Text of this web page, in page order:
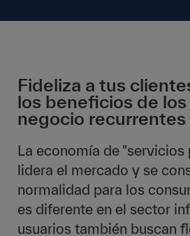
Fideliza a tus
los beneficios de
negocio recurrentes
La economía de
lidera el mercado y se
normalidad para los
es diferente en el sector
usuarios también buscan